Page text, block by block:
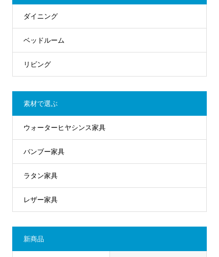
ダイニング
ベッドルーム
リビング
素材で選ぶ
ウォーターヒヤシンス家具
バンブー家具
ラタン家具
レザー家具
新商品